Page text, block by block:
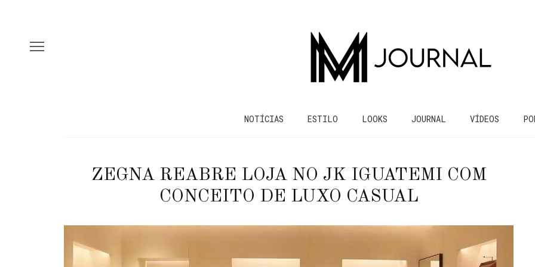
NOTÍCIAS ESTILO LOOKS JOURNAL VÍDEOS
ZEGNA REABRE LOJA NO JK IGUATEMI COM
CONCEITO DE LUXO CASUAL